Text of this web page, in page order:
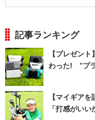
記事ランキング
【プレゼン
わった! “プ
【マイギア
「打感がいい